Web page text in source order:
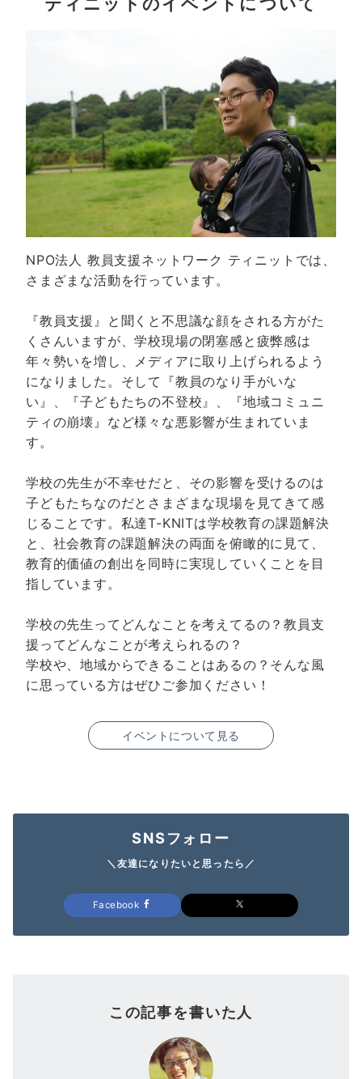
NPO法人 教員支援ネットワーク ティニットでは、
さまざまな活動を行っています。
『教員支援』と聞くと不思議な顔をされる方がた
くさんいますが、学校現場の閉塞感と疲弊感は
年々勢いを増し、メディアに取り上げられるよう
になりました。そして『教員のなり手がいな
い』、『子どもたちの不登校』、『地域コミュニ
ティの崩壊』など様々な悪影響が生まれていま
す。
学校の先生が不幸せだと、その影響を受けるのは
子どもたちなのだとさまざまな現場を見てきて感
じることです。私達T-KNITは学校教育の課題解決
と、社会教育の課題解決の両面を俯瞰的に見て、
教育的価値の創出を同時に実現していくことを目
指しています。
学校の先生ってどんなことを考えてるの？教員支
援ってどんなことが考えられるの？
学校や、地域からできることはあるの？そんな風
に思っている方はぜひご参加ください！
イベントについて見る
SNSフォロー
＼友達になりたいと思ったら／
Facebook
この記事を書いた人